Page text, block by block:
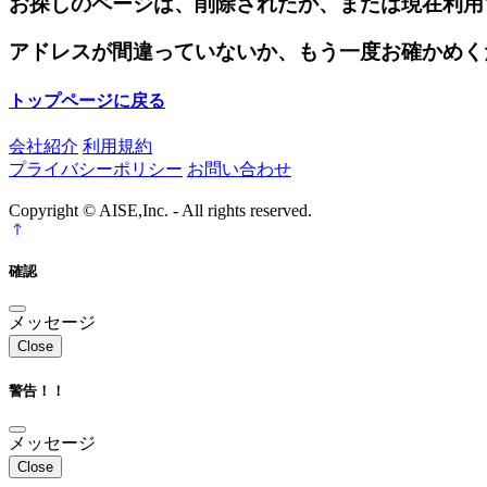
アドレスが間違っていないか、もう一度お確かめ
トップページに戻る
会社紹介 利用規約
プライバシーポリシー お問い合わせ
Copyright © AISE,Inc. - All rights reserved.
確認
メッセージ
Close
警告！！
メッセージ
Close